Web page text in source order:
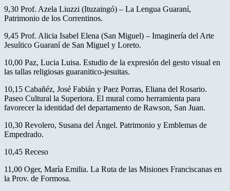
9,30 Prof. Azela Liuzzi (Ituzaingó) – La Lengua Guaraní,
Patrimonio de los Correntinos.
9,45 Prof. Alicia Isabel Elena (San Miguel) – Imaginería del Arte
Jesuítico Guaraní de San Miguel y Loreto.
10,00 Paz, Lucia Luisa. Estudio de la expresión del gesto visual en
las tallas religiosas guaranitico-jesuitas.
10,15 Cabañéz, José Fabián y Paez Porras, Eliana del Rosario.
Paseo Cultural la Superiora. El mural como herramienta para
favorecer la identidad del departamento de Rawson, San Juan.
10,30 Revolero, Susana del Ángel. Patrimonio y Emblemas de
Empedrado.
10,45 Receso
11,00 Oger, María Emilia. La Ruta de las Misiones Franciscanas en
la Prov. de Formosa.